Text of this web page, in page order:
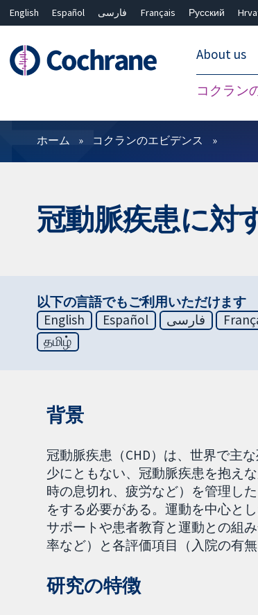
English Español فارسی Français Русский
About us
コクラン
フィルター
ホーム コクランのエビデンス
冠動脈疾患に対
以下の言語でもご利用いただけます
English
Español فارسی
தமிழ்
背景
冠動脈疾患（CHD）は、世界で主
少にともない、冠動脈疾患を抱え
時の息切れ、疲労など）を管理し
をする必要がある。運動を中心と
サポートや患者教育と運動との組
率など）と各評価項目（入院の有
研究の特徴